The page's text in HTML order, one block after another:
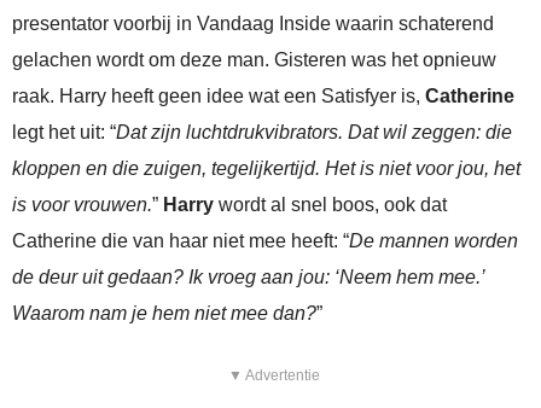
presentator voorbij in Vandaag Inside waarin schaterend
gelachen wordt om deze man. Gisteren was het opnieuw
raak. Harry heeft geen idee wat een Satisfyer is, Catherine
legt het uit: “Dat zijn luchtdrukvibrators. Dat wil zeggen: die
kloppen en die zuigen, tegelijkertijd. Het is niet voor jou, het
is voor vrouwen.” Harry wordt al snel boos, ook dat
Catherine die van haar niet mee heeft: “De mannen worden
de deur uit gedaan? Ik vroeg aan jou: ‘Neem hem mee.’
Waarom nam je hem niet mee dan?”
▼ Advertentie